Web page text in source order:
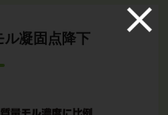
ル凝固点降下